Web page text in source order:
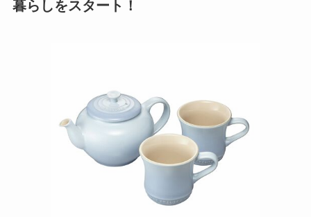
暮らしをスタート！